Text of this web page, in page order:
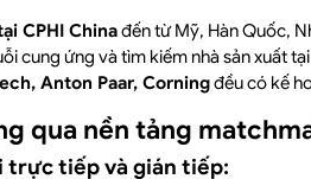
CPHI Chinađến từ Mỹ, Hàn Quốc,
cung ứng và tìm kiếm nhà sản xuất
Anton Paar, Corningđều có kế
qua nền tảng
trực tiếp và gián tiếp: